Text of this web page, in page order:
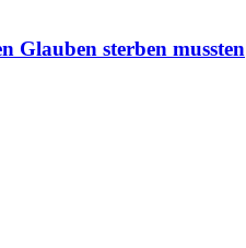
Glauben sterben mussten